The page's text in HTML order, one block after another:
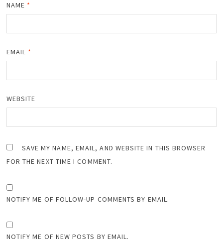
NAME *
EMAIL *
WEBSITE
SAVE MY NAME, EMAIL, AND WEBSITE IN THIS BROWSER
FOR THE NEXT TIME I COMMENT.
NOTIFY ME OF FOLLOW-UP COMMENTS BY EMAIL.
NOTIFY ME OF NEW POSTS BY EMAIL.